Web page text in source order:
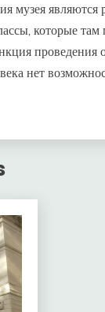
музея являются
которые там
проведения
нет